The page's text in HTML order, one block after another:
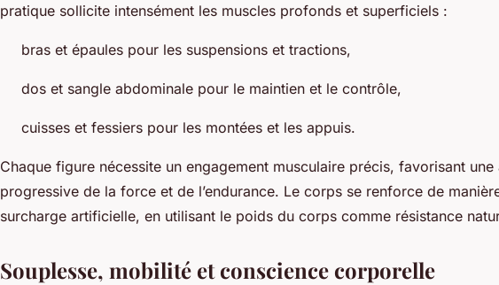
pratique sollicite intensément les muscles profonds et superficiels :
bras et épaules pour les suspensions et tractions,
dos et sangle abdominale pour le maintien et le contrôle,
cuisses et fessiers pour les montées et les appuis.
Chaque figure nécessite un engagement musculaire précis, favorisant
progressive de la force et de l’endurance. Le corps se renforce de
surcharge artificielle, en utilisant le poids du corps comme résistance
Souplesse, mobilité et conscience corporelle